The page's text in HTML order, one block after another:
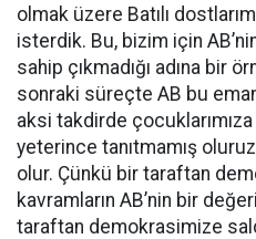
olmak üzere Batılı
isterdik. Bu, bizim için
sahip çıkmadığı adına bir
sonraki süreçte AB bu
aksi takdirde
yeterince tanıtmamış
olur. Çünkü bir taraftan
kavramların AB’nin bir
taraftan demokrasimize